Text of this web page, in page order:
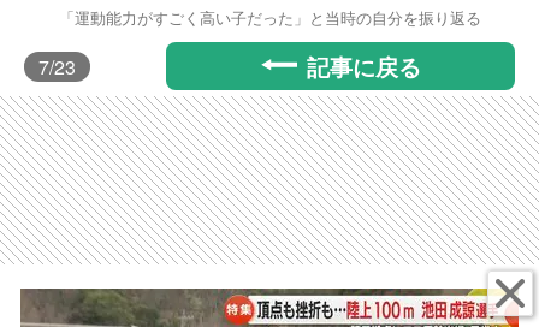
「運動能力がすごく高い子だった」と当時の自分を振り返る
7/23 記事に戻る